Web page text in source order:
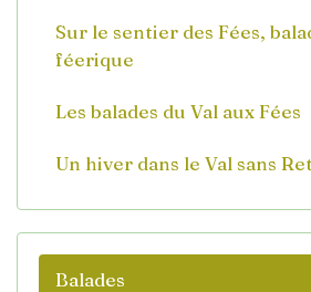
Sur le sentier des Fées,
féerique
Les balades du Val aux Fées
Un hiver dans le Val sans
Balades